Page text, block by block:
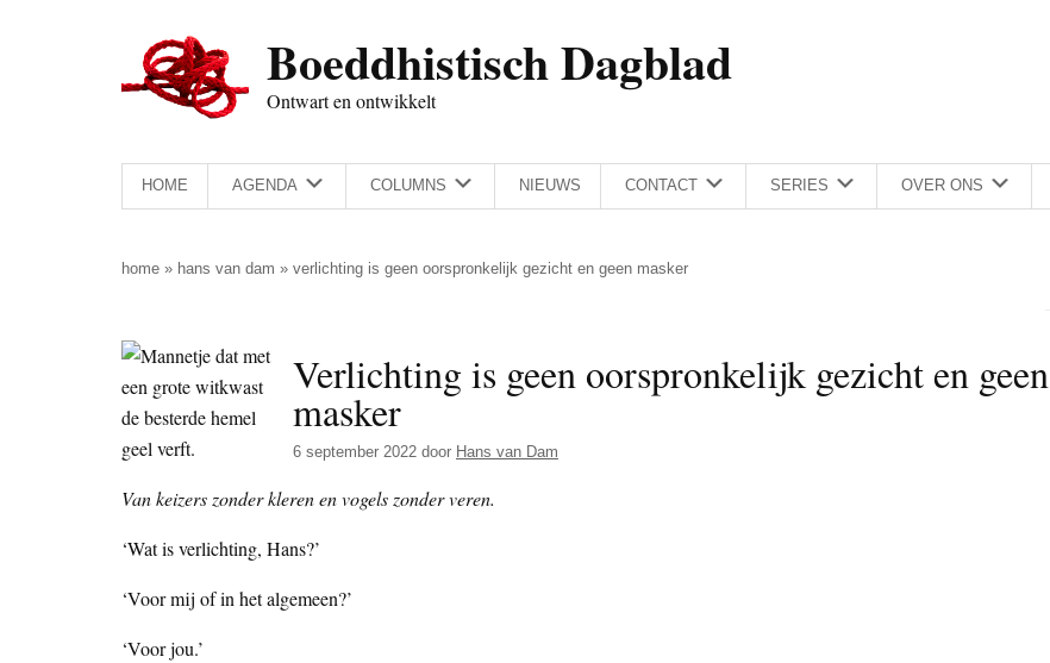
Boeddhistisch Dagblad
Ontwart en ontwikkelt
HOME AGENDA COLUMNS NIEUWS CONTACT SERIES OVER ONS
home » hans van dam » verlichting is geen oorspronkelijk gezicht en geen masker
Verlichting is geen oorspronkelijk gezicht en geen
masker
6 september 2022 door Hans van Dam
Van keizers zonder kleren en vogels zonder veren.
‘Wat is verlichting, Hans?’
‘Voor mij of in het algemeen?’
‘Voor jou.’